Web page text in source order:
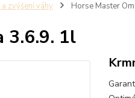
zvýšení váhy Horse Master
3.6.9. 1l